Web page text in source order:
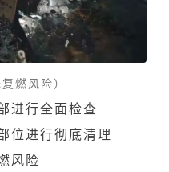
燃风险）
进行全面检查
位进行彻底清理
风险